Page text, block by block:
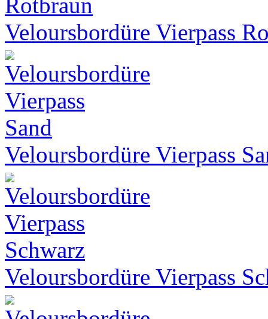
Veloursbordüre Vierpass
Veloursbordüre Vierpass
Veloursbordüre Vierpass